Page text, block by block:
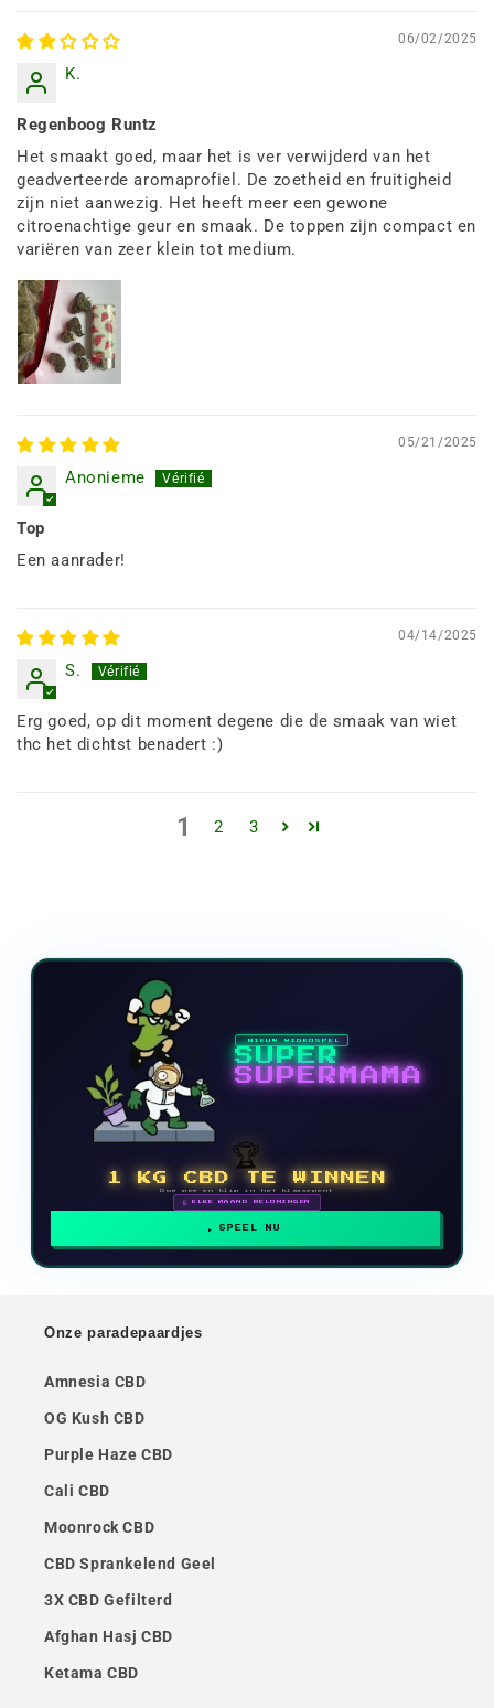
06/02/2025
K.
Regenboog Runtz
Het smaakt goed, maar het is ver verwijderd van het
geadverteerde aromaprofiel. De zoetheid en fruitigheid
zijn niet aanwezig. Het heeft meer een gewone
citroenachtige geur en smaak. De toppen zijn compact en
variëren van zeer klein tot medium.
05/21/2025
Anonieme
Top
Een aanrader!
04/14/2025
S.
Erg goed, op dit moment degene die de smaak van wiet
thc het dichtst benadert :)
1 2 3
NIEUW VIDEOSPEL
SUPER
SUPERMAMA
🏆
1 KG CBD TE WINNEN
Doe mee en klim in het klassement
🗓 ELKE MAAND BELONINGEN
SPEEL NU
Onze paradepaardjes
Amnesia CBD
OG Kush CBD
Purple Haze CBD
Cali CBD
Moonrock CBD
CBD Sprankelend Geel
3X CBD Gefilterd
Afghan Hasj CBD
Ketama CBD